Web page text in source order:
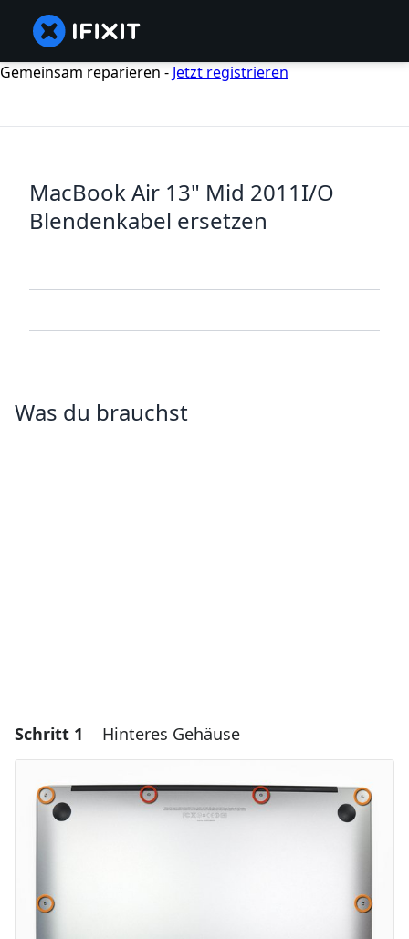
Gemeinsam reparieren - Jetzt registrieren
MacBook Air 13" Mid 2011I/O
Blendenkabel ersetzen
Was du brauchst
Schritt 1 Hinteres Gehäuse